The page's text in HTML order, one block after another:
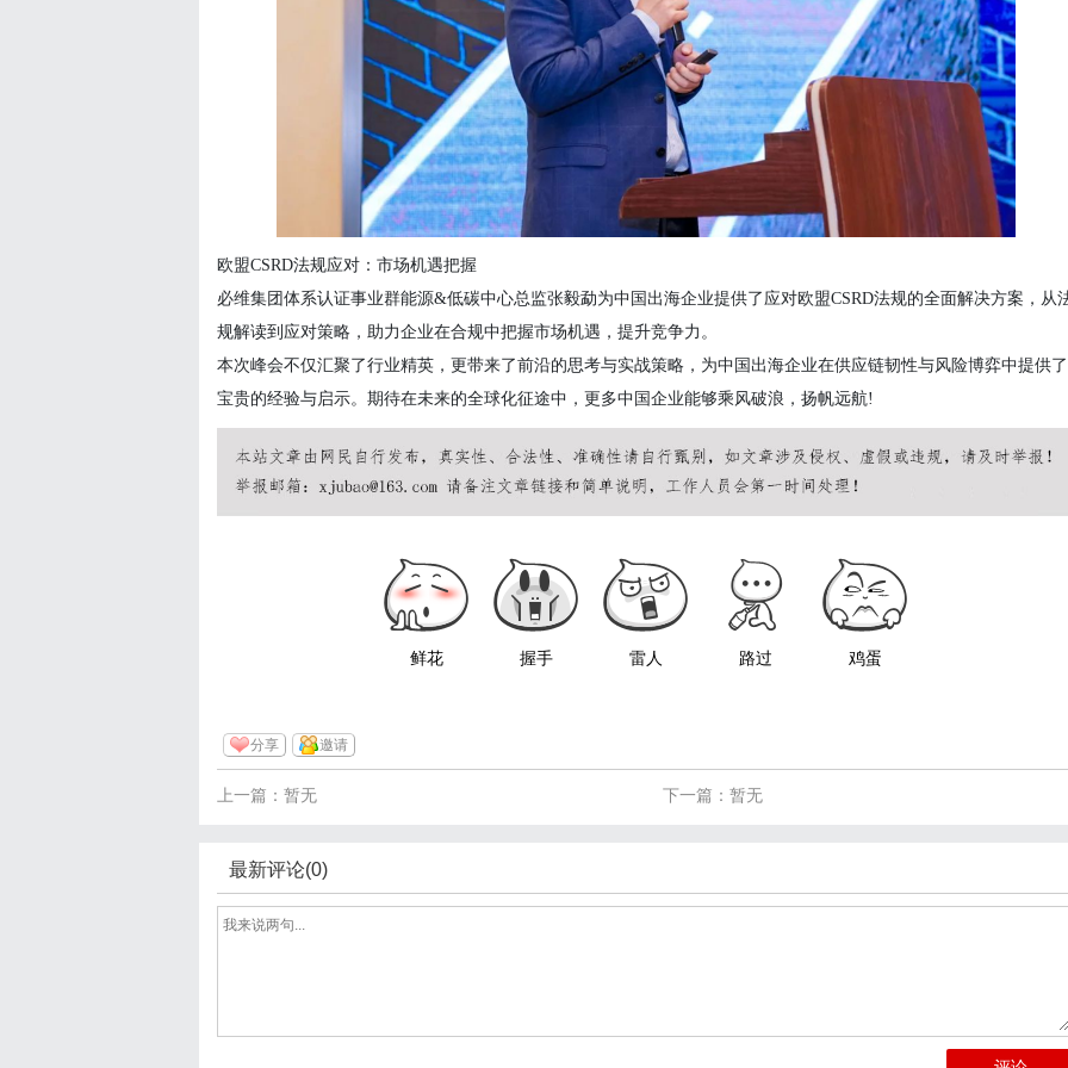
欧盟CSRD法规应对：市场机遇把握
必维集团体系认证事业群能源&低碳中心总监张毅勐为中国出海企业提供了应对欧盟CSRD法规的全面解决方案，从
规解读到应对策略，助力企业在合规中把握市场机遇，提升竞争力。
本次峰会不仅汇聚了行业精英，更带来了前沿的思考与实战策略，为中国出海企业在供应链韧性与风险博弈中提供了
宝贵的经验与启示。期待在未来的全球化征途中，更多中国企业能够乘风破浪，扬帆远航!
鲜花 握手 雷人 路过 鸡蛋
分享 邀请
下一篇：暂无
上一篇：暂无
最新评论(0)